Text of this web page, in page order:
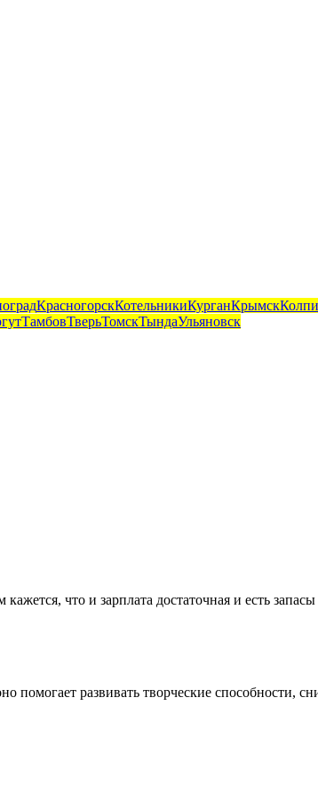
КрасногорскКотельникиКурганКрымск
ТамбовТверьТомскТындаУльяновск
что и зарплата достаточная и есть
помогает развивать творческие способности,